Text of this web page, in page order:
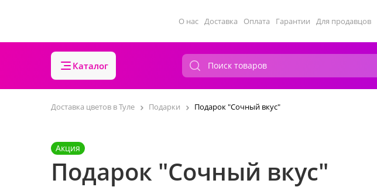
О нас Доставка Оплата Гарантии Для продавцов
Каталог
Доставка цветов в Туле Подарки Подарок "Сочный вкус"
Акция
Подарок "Сочный вкус"